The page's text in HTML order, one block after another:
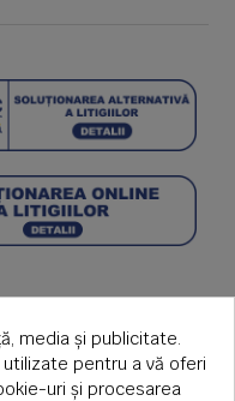
media și publicitate.
pentru a vă oferi
uri și procesarea